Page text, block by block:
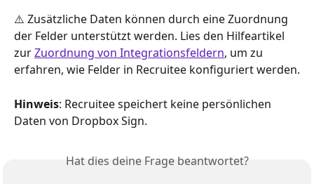
⚠️ Zusätzliche Daten können durch eine Zuordnung
der Felder unterstützt werden. Lies den Hilfeartikel
zur Zuordnung von Integrationsfeldern, um zu
erfahren, wie Felder in Recruitee konfiguriert werden.
Hinweis: Recruitee speichert keine persönlichen
Daten von Dropbox Sign.
Hat dies deine Frage beantwortet?